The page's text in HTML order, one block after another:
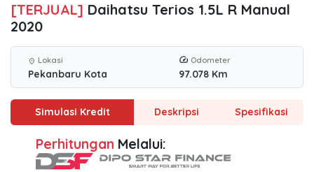
[TERJUAL] Daihatsu Terios 1.5L R Manual
2020
location_on Lokasi
Pekanbaru Kota
Odometer
97.078 Km
Simulasi Kredit Deskripsi Spesifikasi
Perhitungan Melalui: